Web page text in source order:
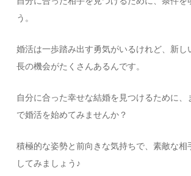
う。
婚活は一歩踏み出す勇気がいるけれど、新し
長の機会がたくさんあるんです。
自分に合った幸せな結婚を見つけるために、
で婚活を始めてみませんか？
積極的な姿勢と前向きな気持ちで、素敵な相
してみましょう♪